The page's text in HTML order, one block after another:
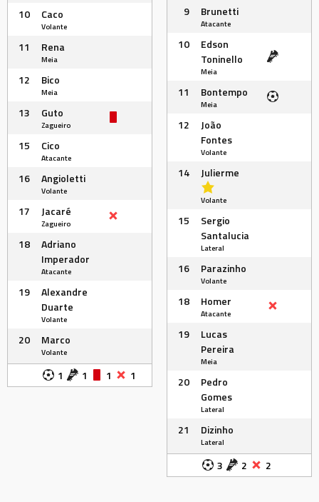
10 Caco
Volante
11 Rena
Meia
12 Bico
Meia
13 Guto
Zagueiro
15 Cico
Atacante
16 Angioletti
Volante
17 Jacaré
Zagueiro
18
Adriano
Imperador
Atacante
19
Alexandre
Duarte
Volante
20 Marco
Volante
1 1 1 1
9 Brunetti
Atacante
10
Edson
Toninello
Meia
11 Bontempo
Meia
12
João
Fontes
Volante
14 Julierme
Volante
15
Sergio
Santalucia
Lateral
16 Parazinho
Volante
18 Homer
Atacante
19
Lucas
Pereira
Meia
20
Pedro
Gomes
Lateral
21 Dizinho
Lateral
3 2 2